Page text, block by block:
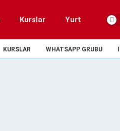
Kurslar Yurt
KURSLAR WHATSAPP GRUBU